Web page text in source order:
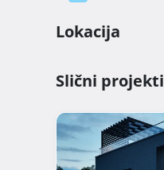
Lokacija
Slični projekti